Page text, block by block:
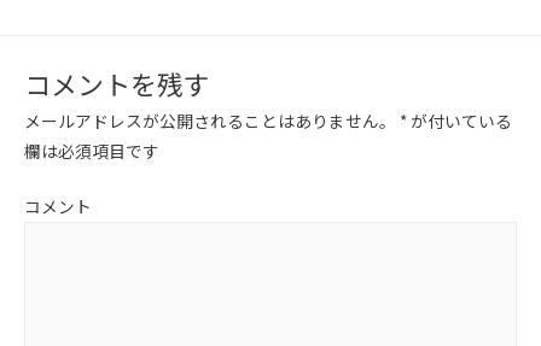
コメントを残す
メールアドレスが公開されることはありません。 * が付いている
欄は必須項目です
コメント